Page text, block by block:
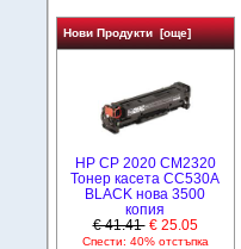
Нови Продукти [още]
HP CP 2020 CM2320
Тонер касета CC530A
BLACK нова 3500
копия
€ 41.41 € 25.05
Спести: 40% отстъпка